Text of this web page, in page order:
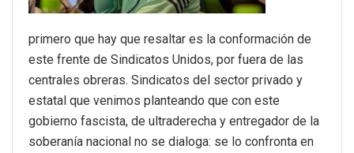
primero que hay que resaltar es la conformación de
este frente de Sindicatos Unidos, por fuera de las
centrales obreras. Sindicatos del sector privado y
estatal que venimos planteando que con este
gobierno fascista, de ultraderecha y entregador de la
soberanía nacional no se dialoga: se lo confronta en